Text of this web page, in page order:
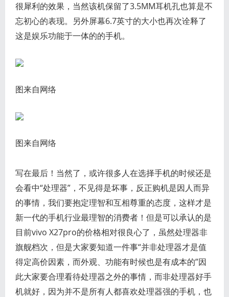
很犀利的效果，当然该机保留了3.5MM耳机孔也算是不
忘初心的表现。另外屏幕6.7英寸的大小也再次诠释了
这是娱乐功能于一体的的手机。
图来自网络
图来自网络
写在最后！当然了，或许很多人在选择手机的时候还是
会看中“处理器”，不见得是坏事，反正购机是因人而异
的事情，我们要抱定理智和互相尊重的态度，这样才是
新一代的手机行业最理智的消费者！但是可以承认的是
目前vivo X27pro的价格相对很良心了，虽然处理器非
旗舰档次，但是大家要知道一件事“并非处理器才是值
得定高价因素，而外观、功能有时候也是有成本的”因
此大家要合理看待处理器之外的事情，而非处理器好手
机就好，因为并不是所有人都喜欢处理器强的手机，也